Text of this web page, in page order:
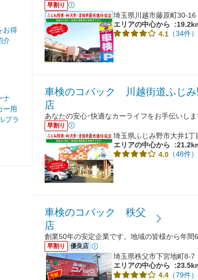
お得
介
ナ
ー用
プラ
早割り
埼玉県川越市藤原町30-16
エリアの中心から
4.1 （34件）
車検のコバック 川越街道ふじみ
店
あなたの安心･快適なカーライフをお手伝いし
早割り
埼玉県ふじみ野市大井1丁
エリアの中心から
4.0 （48件）
車検のコバック 秩父
店
創業50年の安定企業です。地域の皆様から年間
早割り 優良店
埼玉県秩父市下宮地町8-7
エリアの中心から
4.4 （79件）